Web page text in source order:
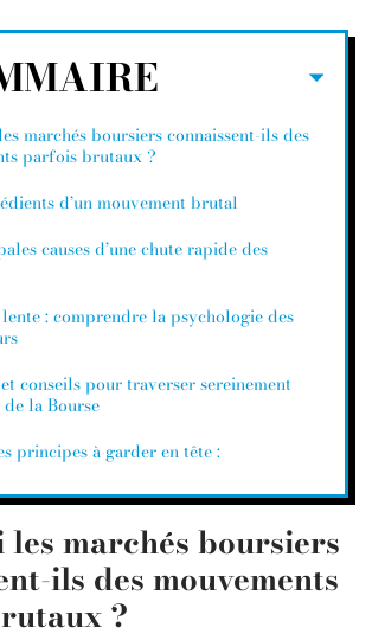
marchés boursiers connaissent-ils des
parfois brutaux ?
d’un mouvement brutal
causes d’une chute rapide des
: comprendre la psychologie des
conseils pour traverser sereinement
de la Bourse
principes à garder en tête :
marchés boursiers
ils des mouvements
?